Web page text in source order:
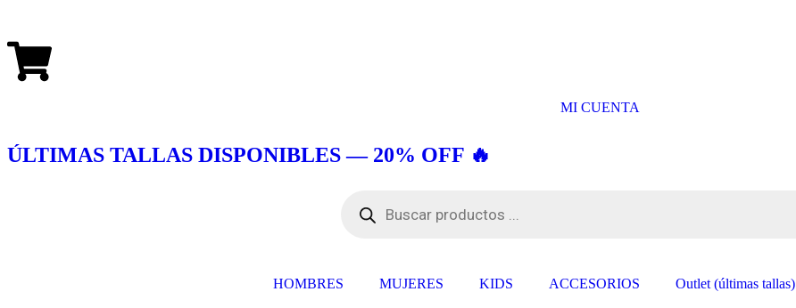
MI CUENTA
ÚLTIMAS TALLAS DISPONIBLES — 20% OFF 🔥
HOMBRES MUJERES KIDS ACCESORIOS Outlet (últimas tallas)